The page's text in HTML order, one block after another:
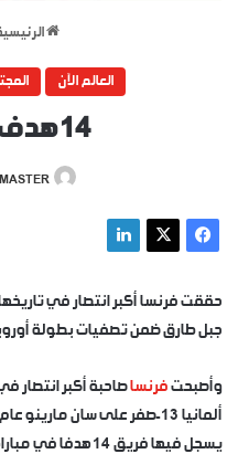
العالم الآن
14 هدف لصفر
جبل طارق ضمن تصفيات بطولة أوروبا لكرة
وأصبحتفرنساصاحبة أكبر انتصار
يسجل فيها فريق 14 هدفا في مباراة بتصفيات